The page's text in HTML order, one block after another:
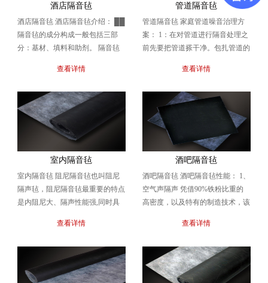
酒店隔音毡
酒店隔音毡 酒店隔音毡介绍： ██
隔音毡的成分构成一般包括三部
分：基材、填料和助剂。 隔音毡
聚氯乙烯、氯化聚...
查看详情
管道隔音毡
管道隔音毡 家庭管道噪音治理方
案： 1：在对管道进行隔音处理之
前先要把管道搽干净。包扎管道的
材料、铝箔胶带。...
查看详情
室内隔音毡
室内隔音毡 阻尼隔音毡也叫阻尼
隔声毡，阻尼隔音毡最重要的特点
是内阻尼大、隔声性能强,同时具
料。（阻尼是指任何...
查看详情
酒吧隔音毡
酒吧隔音毡 酒吧隔音毡性能： 1、
空气声隔声 凭借90%铁粉比重的
高密度，以及特有的制造技术，该
消除机器运转...
查看详情